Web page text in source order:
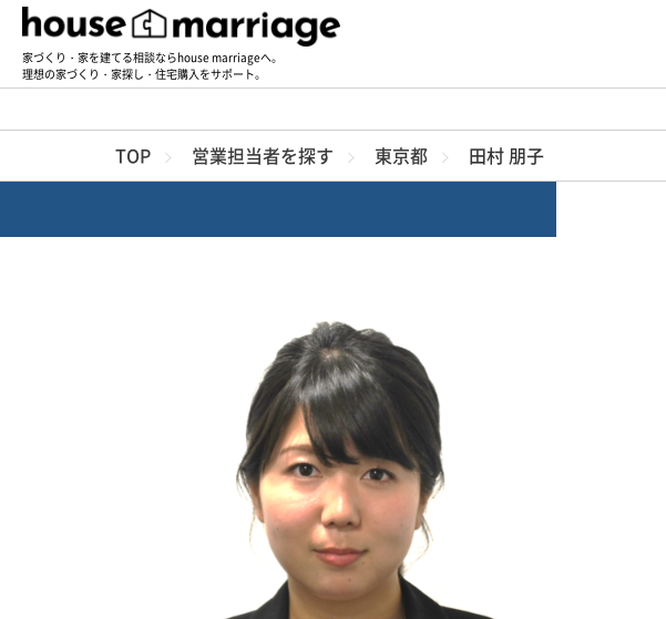
家づくり・家を建てる相談ならhouse marriageへ。
理想の家づくり・家探し・住宅購入をサポート。
TOP 営業担当者を探す 東京都 田村 朋子